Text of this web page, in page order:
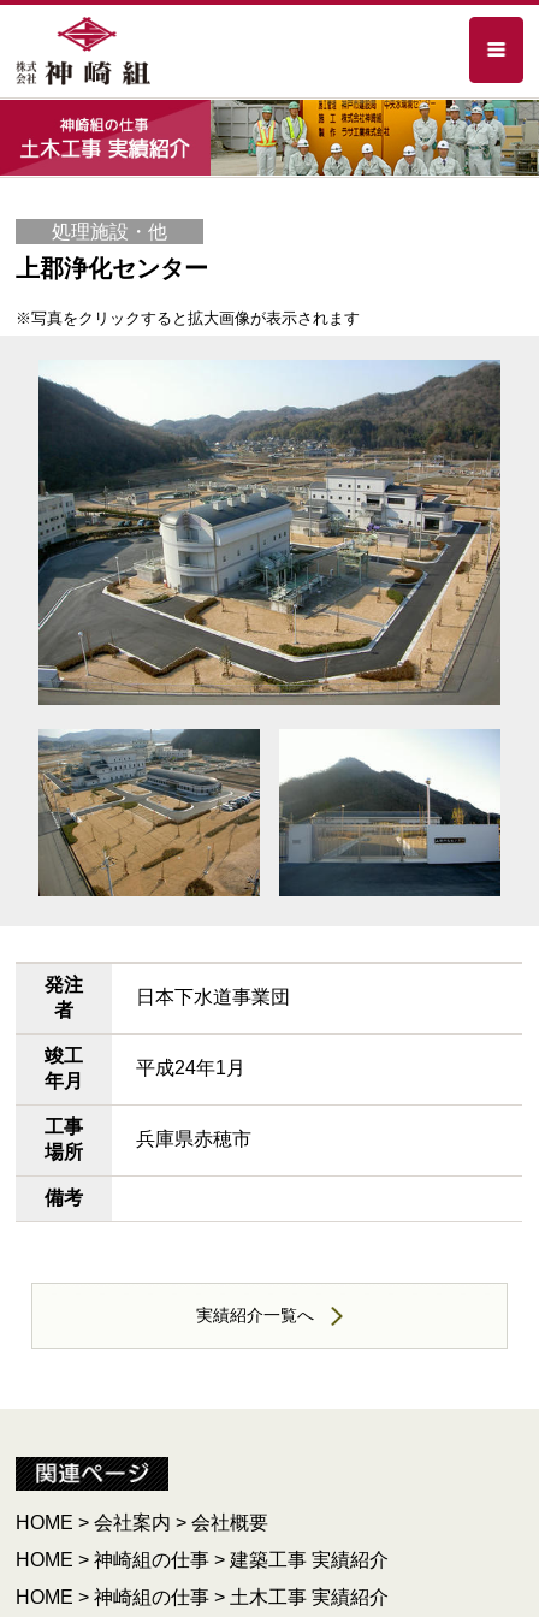
処理施設・他
上郡浄化センター
※写真をクリックすると拡大画像が表示されます
発注
者
日本下水道事業団
竣工
年月
平成24年1月
工事
場所
兵庫県赤穂市
備考
実績紹介一覧へ
HOME >会社案内 >会社概要
HOME >神崎組の仕事 >建築工事 実績紹介
HOME >神崎組の仕事 >土木工事 実績紹介